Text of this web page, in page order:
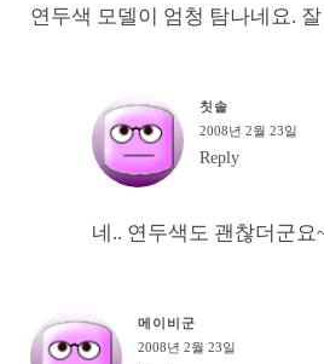
연두색 모델이 엄청 탐나네요.
칫솔
2008년 2월 23일
Reply
네.. 연두색도 괜찮더군요
메이비군
2008년 2월 23일